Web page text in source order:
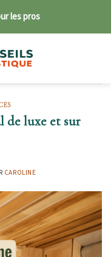
les pros
de luxe et sur
CAROLINE